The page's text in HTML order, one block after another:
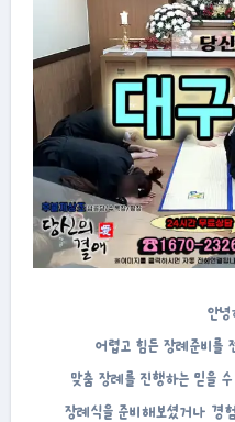
안
어렵고 힘든 장례준비를
맞춤 장례를 진행하는 믿을
장례식을 준비해보셨거나 경